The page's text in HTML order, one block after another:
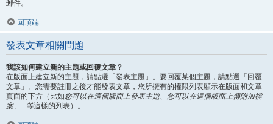
郵件。
回頂端
發表文章相關問題
我該如何建立新的主題或回覆文章？
在版面上建立新的主題，請點選「發表主題」。要回覆某個主題，請點選「回覆
文章」。您需要註冊之後才能發表文章，您所擁有的權限列表顯示在版面和文章
頁面的下方（比如您可以在這個版面上發表主題、您可以在這個版面上傳附加檔
案、...等這樣的列表）。